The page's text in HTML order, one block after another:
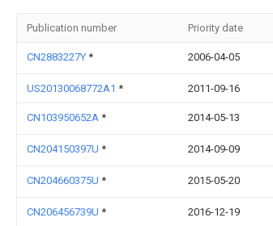
Publication number Priority date
CN2883227Y * 2006-04-05
US20130068772A1 * 2011-09-16
CN103950652A * 2014-05-13
CN204150397U * 2014-09-09
CN204660375U * 2015-05-20
CN206456739U * 2016-12-19